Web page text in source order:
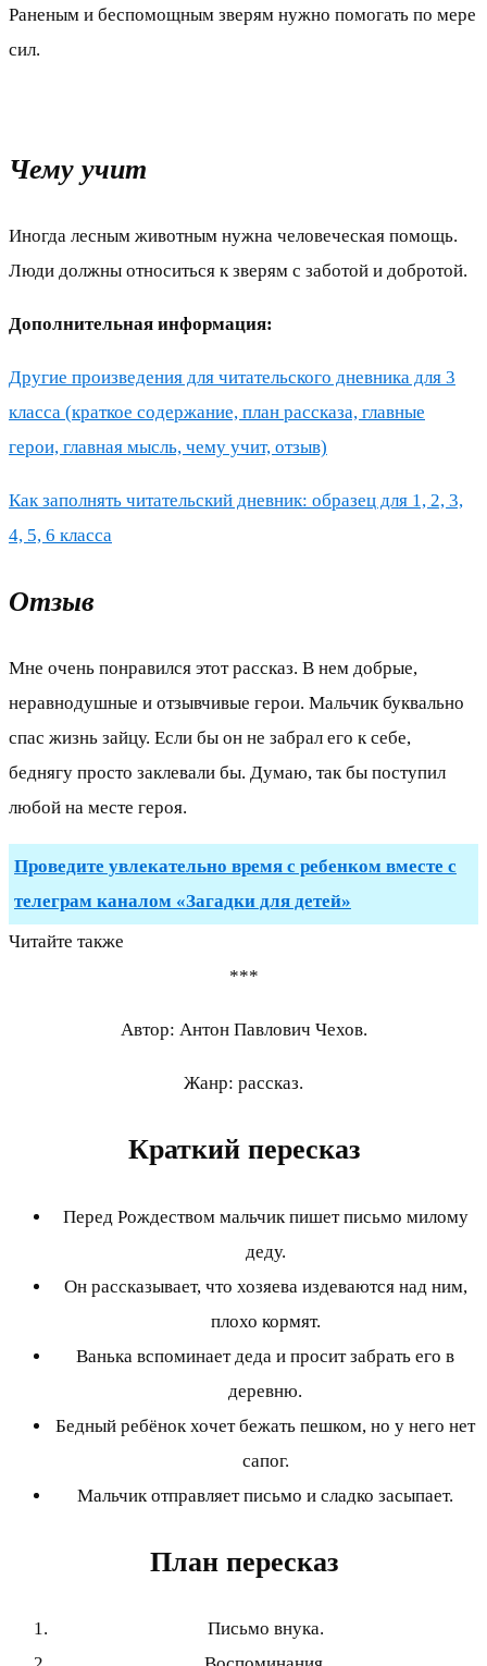
Раненым и беспомощным зверям нужно помогать по мере
сил.
Чему учит
Иногда лесным животным нужна человеческая помощь.
Люди должны относиться к зверям с заботой и добротой.
Дополнительная информация:
Другие произведения для читательского дневника для 3
класса (краткое содержание, план рассказа, главные
герои, главная мысль, чему учит, отзыв)
Как заполнять читательский дневник: образец для 1, 2, 3,
4, 5, 6 класса
Отзыв
Мне очень понравился этот рассказ. В нем добрые,
неравнодушные и отзывчивые герои. Мальчик буквально
спас жизнь зайцу. Если бы он не забрал его к себе,
беднягу просто заклевали бы. Думаю, так бы поступил
любой на месте героя.
Проведите увлекательно время с ребенком вместе с
телеграм каналом «Загадки для детей»
Читайте также
***
Автор: Антон Павлович Чехов.
Жанр: рассказ.
Краткий пересказ
Перед Рождеством мальчик пишет письмо милому
деду.
Он рассказывает, что хозяева издеваются над ним,
плохо кормят.
Ванька вспоминает деда и просит забрать его в
деревню.
Бедный ребёнок хочет бежать пешком, но у него нет
сапог.
Мальчик отправляет письмо и сладко засыпает.
План пересказ
Письмо внука.